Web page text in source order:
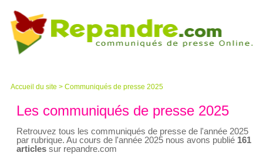
Accueil du site > Communiqués de presse 2025
Les communiqués de presse 2025
Retrouvez tous les communiqués de presse de l'année 2025
par rubrique. Au cours de l'année 2025 nous avons publié 161
articles sur repandre.com